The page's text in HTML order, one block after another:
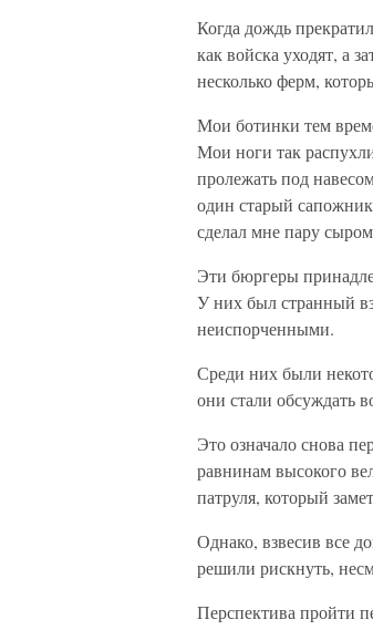
Когда дождь
как войска уходят, а
несколько ферм,
Мои ботинки тем
Мои ноги так
пролежать под
один старый
сделал мне пару
Эти бюргеры
У них был странный
неиспорченными.
Среди них были
они стали обсуждать
Это означало снова
равнинам высокого
патруля, который
Однако, взвесив все
решили рискнуть,
Перспектива пройти